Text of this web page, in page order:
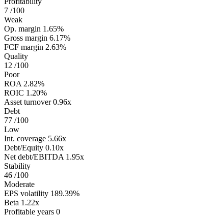
7 /100
Weak
Op. margin 1.65%
Gross margin 6.17%
FCF margin 2.63%
Quality
12 /100
Poor
ROA 2.82%
ROIC 1.20%
Asset turnover 0.96x
Debt
77 /100
Low
Int. coverage 5.66x
Debt/Equity 0.10x
Net debt/EBITDA 1.95x
Stability
46 /100
Moderate
EPS volatility 189.39%
Beta 1.22x
Profitable years 0